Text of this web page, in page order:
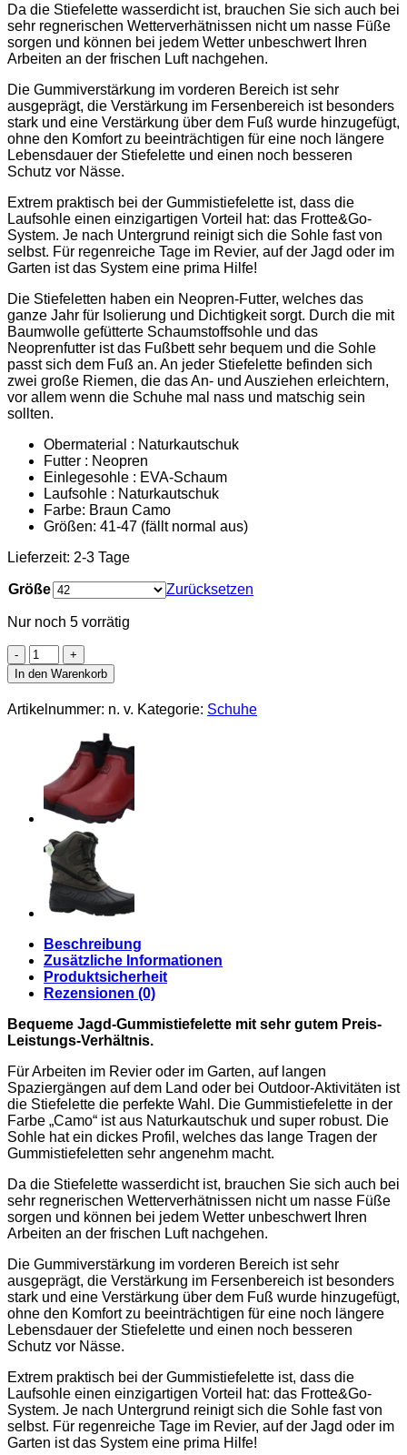
Da die Stiefelette wasserdicht ist, brauchen Sie sich auch bei
sehr regnerischen Wetterverhätnissen nicht um nasse Füße
sorgen und können bei jedem Wetter unbeschwert Ihren
Arbeiten an der frischen Luft nachgehen.
Die Gummiverstärkung im vorderen Bereich ist sehr
ausgeprägt, die Verstärkung im Fersenbereich ist besonders
stark und eine Verstärkung über dem Fuß wurde hinzugefügt,
ohne den Komfort zu beeinträchtigen für eine noch längere
Lebensdauer der Stiefelette und einen noch besseren
Schutz vor Nässe.
Extrem praktisch bei der Gummistiefelette ist, dass die
Laufsohle einen einzigartigen Vorteil hat: das Frotte&Go-
System. Je nach Untergrund reinigt sich die Sohle fast von
selbst. Für regenreiche Tage im Revier, auf der Jagd oder im
Garten ist das System eine prima Hilfe!
Die Stiefeletten haben ein Neopren-Futter, welches das
ganze Jahr für Isolierung und Dichtigkeit sorgt. Durch die mit
Baumwolle gefütterte Schaumstoffsohle und das
Neoprenfutter ist das Fußbett sehr bequem und die Sohle
passt sich dem Fuß an. An jeder Stiefelette befinden sich
zwei große Riemen, die das An- und Ausziehen erleichtern,
vor allem wenn die Schuhe mal nass und matschig sein
sollten.
Obermaterial : Naturkautschuk
Futter : Neopren
Einlegesohle : EVA-Schaum
Laufsohle : Naturkautschuk
Farbe: Braun Camo
Größen: 41-47 (fällt normal aus)
Lieferzeit: 2-3 Tage
Größe Zurücksetzen
Nur noch 5 vorrätig
ROUCHETTE
Stiefellette
Clean
Wild
camo
Größen
Menge
In den Warenkorb
Artikelnummer: n. v. Kategorie: Schuhe
Beschreibung
Zusätzliche Informationen
Produktsicherheit
Rezensionen (0)
Bequeme Jagd-Gummistiefelette mit sehr gutem Preis-
Leistungs-Verhältnis.
Für Arbeiten im Revier oder im Garten, auf langen
Spaziergängen auf dem Land oder bei Outdoor-Aktivitäten ist
die Stiefelette die perfekte Wahl. Die Gummistiefelette in der
Farbe „Camo“ ist aus Naturkautschuk und super robust. Die
Sohle hat ein dickes Profil, welches das lange Tragen der
Gummistiefeletten sehr angenehm macht.
Da die Stiefelette wasserdicht ist, brauchen Sie sich auch bei
sehr regnerischen Wetterverhätnissen nicht um nasse Füße
sorgen und können bei jedem Wetter unbeschwert Ihren
Arbeiten an der frischen Luft nachgehen.
Die Gummiverstärkung im vorderen Bereich ist sehr
ausgeprägt, die Verstärkung im Fersenbereich ist besonders
stark und eine Verstärkung über dem Fuß wurde hinzugefügt,
ohne den Komfort zu beeinträchtigen für eine noch längere
Lebensdauer der Stiefelette und einen noch besseren
Schutz vor Nässe.
Extrem praktisch bei der Gummistiefelette ist, dass die
Laufsohle einen einzigartigen Vorteil hat: das Frotte&Go-
System. Je nach Untergrund reinigt sich die Sohle fast von
selbst. Für regenreiche Tage im Revier, auf der Jagd oder im
Garten ist das System eine prima Hilfe!